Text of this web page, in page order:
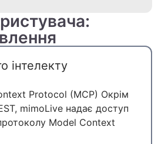
інтелекту
Protocol (MCP) Окрім
mimoLive надає доступ
Model Context